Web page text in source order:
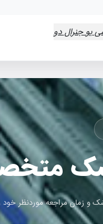
جنرال دو
و زمان مراجعه موردنظر خود